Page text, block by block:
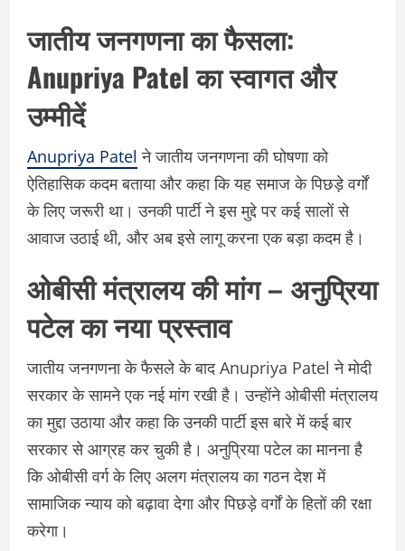
जातीय जनगणना का फैसला:
Anupriya Patel का स्वागत और
उम्मीदें
Anupriya Patel ने जातीय जनगणना की घोषणा को
ऐतिहासिक कदम बताया और कहा कि यह समाज के पिछड़े वर्गों
के लिए जरूरी था। उनकी पार्टी ने इस मुद्दे पर कई सालों से
आवाज उठाई थी, और अब इसे लागू करना एक बड़ा कदम है।
ओबीसी मंत्रालय की मांग – अनुप्रिया
पटेल का नया प्रस्ताव
जातीय जनगणना के फैसले के बाद Anupriya Patel ने मोदी
सरकार के सामने एक नई मांग रखी है। उन्होंने ओबीसी मंत्रालय
का मुद्दा उठाया और कहा कि उनकी पार्टी इस बारे में कई बार
सरकार से आग्रह कर चुकी है। अनुप्रिया पटेल का मानना है
कि ओबीसी वर्ग के लिए अलग मंत्रालय का गठन देश में
सामाजिक न्याय को बढ़ावा देगा और पिछड़े वर्गों के हितों की रक्षा
करेगा।